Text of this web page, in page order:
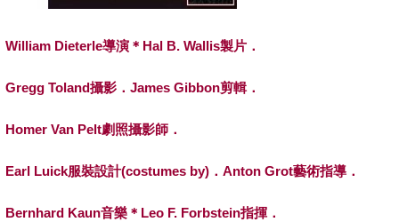
William Dieterle導演＊Hal B. Wallis製片．
Gregg Toland攝影．James Gibbon剪輯．
Homer Van Pelt劇照攝影師．
Earl Luick服裝設計(costumes by)．Anton Grot藝術指導．
Bernhard Kaun音樂＊Leo F. Forbstein指揮．